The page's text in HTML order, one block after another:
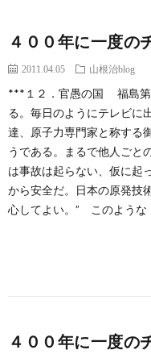
４００年に一度の
2011.04.05 山根治blog
***１２．官愚の国 福島第
る。毎日のようにテレビに
達、原子力専門家と称する
うである。まるで他人ごと
は事故は起らない、仮に起
から安全だ。日本の原発技
心してよい。” このような
４００年に一度の